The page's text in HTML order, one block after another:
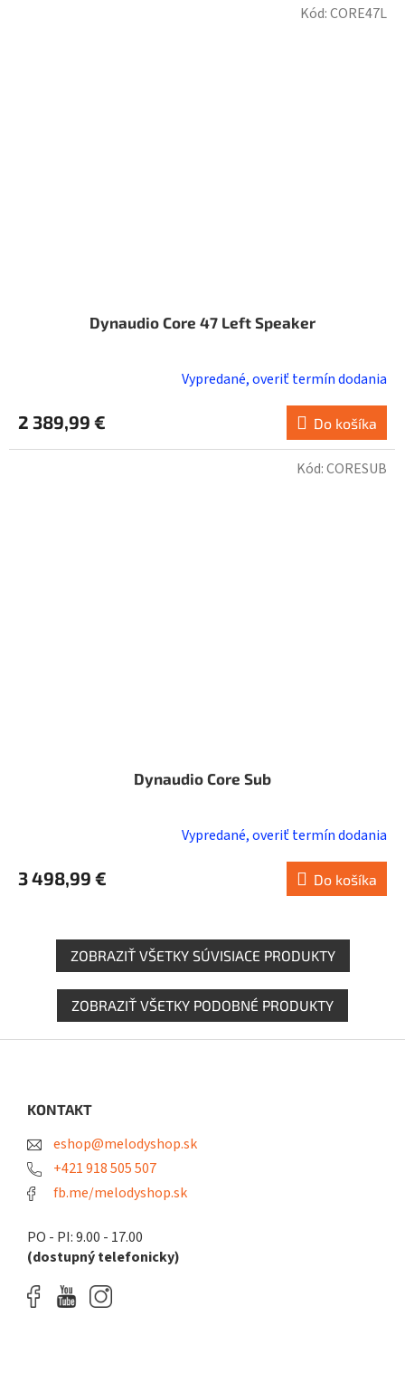
Dynaudio Core 47 Left Speaker
Vypredané, overiť termín dodania
2 389,99 € Do košíka
Kód:CORE47L
Dynaudio Core Sub
Vypredané, overiť termín dodania
3 498,99 € Do košíka
Kód:CORESUB
ZOBRAZIŤ VŠETKY SÚVISIACE PRODUKTY
ZOBRAZIŤ VŠETKY PODOBNÉ PRODUKTY
KONTAKT
eshop@melodyshop.sk
+421 918 505 507
fb.me/melodyshop.sk
PO - PI: 9.00 - 17.00
(dostupný telefonicky)